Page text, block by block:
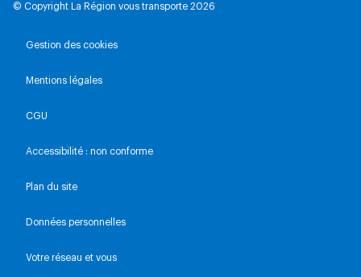
© Copyright La Région vous transporte 2026
Gestion des cookies
Mentions légales
CGU
Accessibilité : non conforme
Plan du site
Données personnelles
Votre réseau et vous